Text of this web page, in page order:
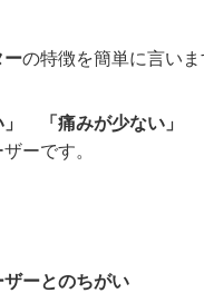
ーの特徴を簡単に言いま
」 「痛みが少ない」
ーです。
ーとのちがい